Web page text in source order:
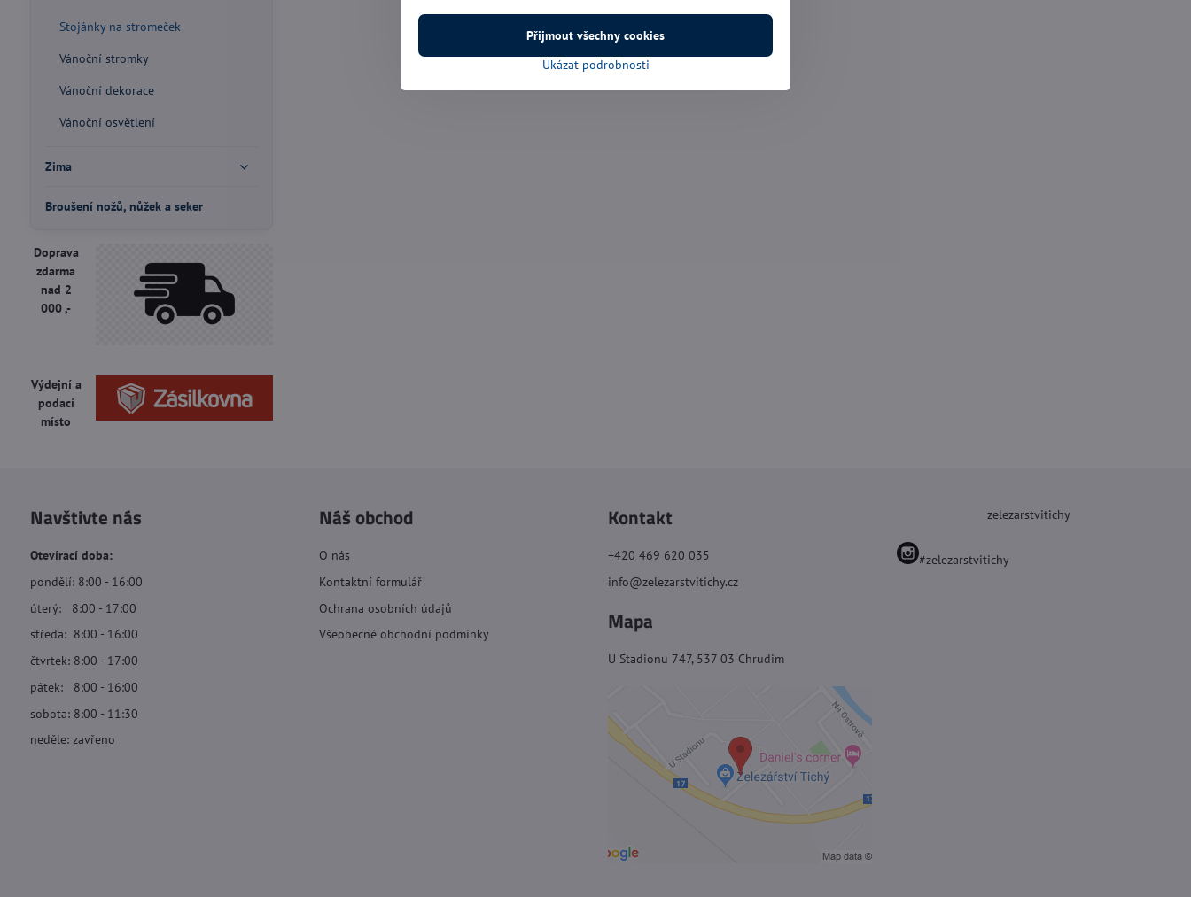
Stojánky na stromeček
Vánoční stromky
Vánoční dekorace
Vánoční osvětlení
Zima
Broušení nožů, nůžek a seker
Doprava
zdarma
nad 2
000 ,-
Výdejní a
podací
místo
Navštivte nás
Otevírací doba:
pondělí: 8:00 - 16:00
úterý: 8:00 - 17:00
středa: 8:00 - 16:00
čtvrtek: 8:00 - 17:00
pátek: 8:00 - 16:00
sobota: 8:00 - 11:30
neděle: zavřeno
Náš obchod
O nás
Kontaktní formulář
Ochrana osobních údajů
Všeobecné obchodní podmínky
Kontakt
+420 469 620 035
info@zelezarstvitichy.cz
Mapa
U Stadionu 747, 537 03 Chrudim
zelezarstvitichy
#zelezarstvitichy
Ukázat podrobnosti
Přijmout všechny cookies